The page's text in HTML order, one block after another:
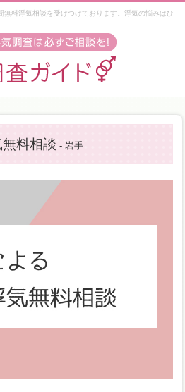
料相談 - 岩手
料浮気相談を受けつけております。浮気の悩みはひ